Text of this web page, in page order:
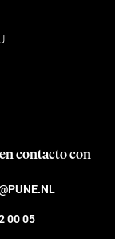
en contacto con
00 05